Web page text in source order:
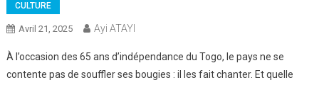
CULTURE
Avril 21, 2025 Ayi ATAYI
À l’occasion des 65 ans d’indépendance du Togo, le pays ne se
contente pas de souffler ses bougies : il les fait chanter. Et quelle